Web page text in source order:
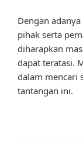
Dengan
pihak serta
diharapkan
dapat teratasi.
dalam mencari
tantangan ini.